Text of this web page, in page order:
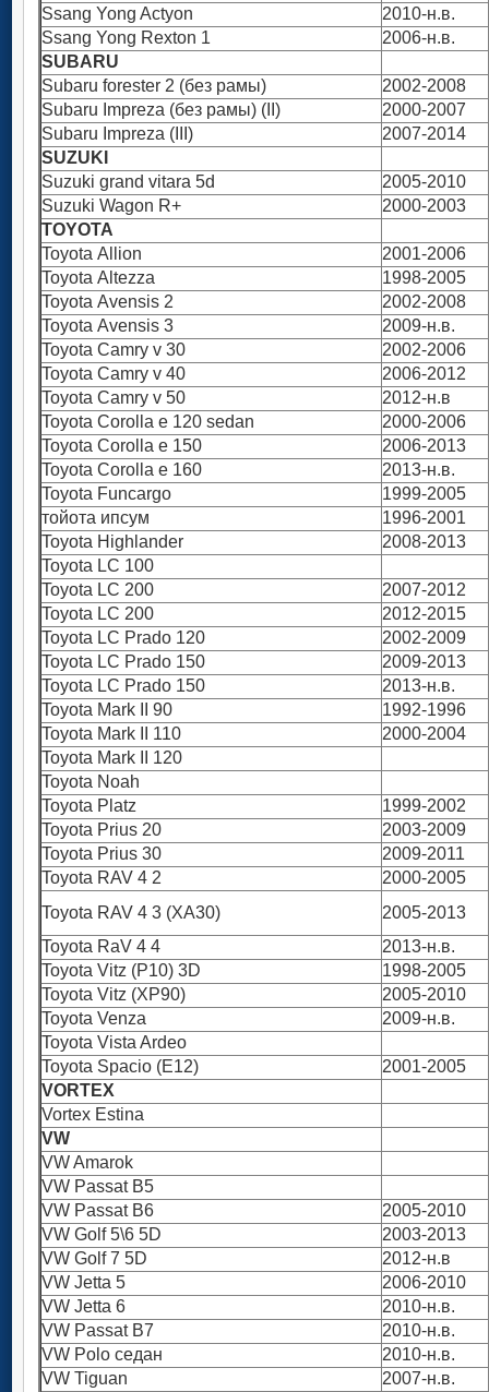
Ssang Yong Actyon
2010-н.в.
Ssang Yong Rexton 1
2006-н.в.
SUBARU
Subaru forester 2 (без рамы)
2002-2008
Subaru Impreza (без рамы) (II)
2000-2007
Subaru Impreza (III)
2007-2014
SUZUKI
Suzuki grand vitara 5d
2005-2010
Suzuki Wagon R+
2000-2003
TOYOTA
Toyota Аllion
2001-2006
Toyota Аltezza
1998-2005
Toyota Аvensis 2
2002-2008
Toyota Аvensis 3
2009-н.в.
Toyota Сamry v 30
2002-2006
Toyota Сamry v 40
2006-2012
Toyota Сamry v 50
2012-н.в
Toyota Сorolla e 120 sedan
2000-2006
Toyota Corolla e 150
2006-2013
Toyota Corolla e 160
2013-н.в.
Toyota Funcargo
1999-2005
тойота ипсум
1996-2001
Toyota Highlander
2008-2013
Toyota LC 100
Toyota LC 200
2007-2012
Toyota LC 200
2012-2015
Toyota LC Prado 120
2002-2009
Toyota LC Prado 150
2009-2013
Toyota LC Prado 150
2013-н.в.
Toyota Мark II 90
1992-1996
Toyota Mark II 110
2000-2004
Toyota Mark II 120
Toyota Noah
Toyota Platz
1999-2002
Toyota Prius 20
2003-2009
Toyota Prius 30
2009-2011
Toyota RAV 4 2
2000-2005
Toyota RAV 4 3 (XA30)
2005-2013
Toyota RaV 4 4
2013-н.в.
Toyota Vitz (P10) 3D
1998-2005
Toyota Vitz (XP90)
2005-2010
Toyota Venza
2009-н.в.
Toyota Vista Ardeo
Toyota Spacio (E12)
2001-2005
VORTEX
Vortex Estina
VW
VW Amarok
VW Passat B5
VW Passat B6
2005-2010
VW Golf 5\6 5D
2003-2013
VW Golf 7 5D
2012-н.в
VW Jetta 5
2006-2010
VW Jetta 6
2010-н.в.
VW Passat B7
2010-н.в.
VW Polo седан
2010-н.в.
VW Tiguan
2007-н.в.